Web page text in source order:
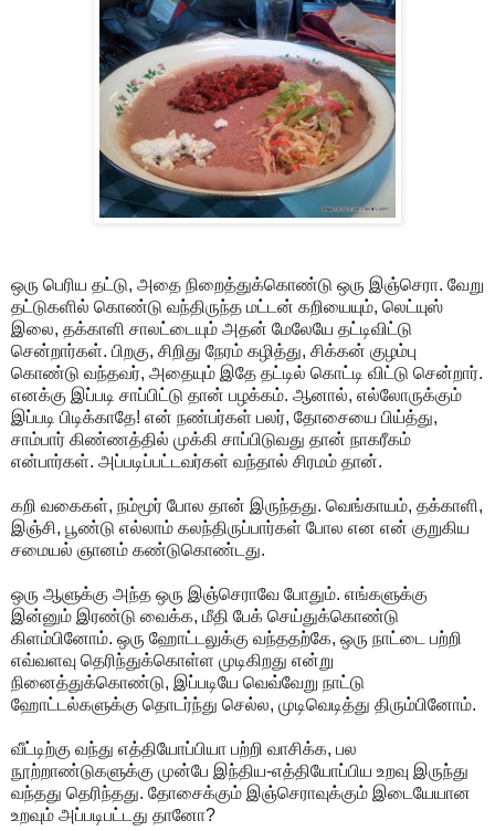
ஒரு பெரிய தட்டு, அதை நிறைத்துக்கொண்டு ஒரு இஞ்செரா. வேறு
தட்டுகளில் கொண்டு வந்திருந்த மட்டன் கறியையும், லெட்யுஸ்
இலை, தக்காளி சாலட்டையும் அதன் மேலேயே தட்டிவிட்டு
சென்றார்கள். பிறகு, சிறிது நேரம் கழித்து, சிக்கன் குழம்பு
கொண்டு வந்தவர், அதையும் இதே தட்டில் கொட்டி விட்டு சென்றார்.
எனக்கு இப்படி சாப்பிட்டு தான் பழக்கம். ஆனால், எல்லோருக்கும்
இப்படி பிடிக்காதே! என் நண்பர்கள் பலர், தோசையை பிய்த்து,
சாம்பார் கிண்ணத்தில் முக்கி சாப்பிடுவது தான் நாகரீகம்
என்பார்கள். அப்படிப்பட்டவர்கள் வந்தால் சிரமம் தான்.
கறி வகைகள், நம்மூர் போல தான் இருந்தது. வெங்காயம், தக்காளி,
இஞ்சி, பூண்டு எல்லாம் கலந்திருப்பார்கள் போல என என் குறுகிய
சமையல் ஞானம் கண்டுகொண்டது.
ஒரு ஆளுக்கு அந்த ஒரு இஞ்செராவே போதும். எங்களுக்கு
இன்னும் இரண்டு வைக்க, மீதி பேக் செய்துக்கொண்டு
கிளம்பினோம். ஒரு ஹோட்டலுக்கு வந்ததற்கே, ஒரு நாட்டை பற்றி
எவ்வளவு தெரிந்துக்கொள்ள முடிகிறது என்று
நினைத்துக்கொண்டு, இப்படியே வெவ்வேறு நாட்டு
ஹோட்டல்களுக்கு தொடர்ந்து செல்ல, முடிவெடித்து திரும்பினோம்.
வீட்டிற்கு வந்து எத்தியோப்பியா பற்றி வாசிக்க, பல
நூற்றாண்டுகளுக்கு முன்பே இந்திய-எத்தியோப்பிய உறவு இருந்து
வந்தது தெரிந்தது. தோசைக்கும் இஞ்செராவுக்கும் இடையேயான
உறவும் அப்படிபட்டது தானோ?